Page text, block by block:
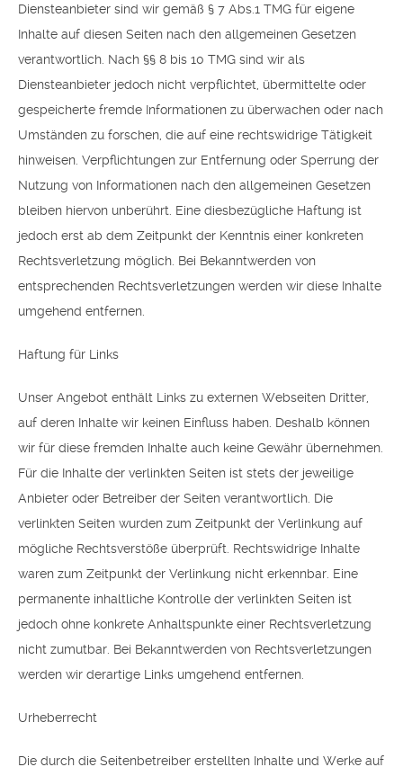
Diensteanbieter sind wir gemäß § 7 Abs.1 TMG für eigene
Inhalte auf diesen Seiten nach den allgemeinen Gesetzen
verantwortlich. Nach §§ 8 bis 10 TMG sind wir als
Diensteanbieter jedoch nicht verpflichtet, übermittelte oder
gespeicherte fremde Informationen zu überwachen oder nach
Umständen zu forschen, die auf eine rechtswidrige Tätigkeit
hinweisen. Verpflichtungen zur Entfernung oder Sperrung der
Nutzung von Informationen nach den allgemeinen Gesetzen
bleiben hiervon unberührt. Eine diesbezügliche Haftung ist
jedoch erst ab dem Zeitpunkt der Kenntnis einer konkreten
Rechtsverletzung möglich. Bei Bekanntwerden von
entsprechenden Rechtsverletzungen werden wir diese Inhalte
umgehend entfernen.
Haftung für Links
Unser Angebot enthält Links zu externen Webseiten Dritter,
auf deren Inhalte wir keinen Einfluss haben. Deshalb können
wir für diese fremden Inhalte auch keine Gewähr übernehmen.
Für die Inhalte der verlinkten Seiten ist stets der jeweilige
Anbieter oder Betreiber der Seiten verantwortlich. Die
verlinkten Seiten wurden zum Zeitpunkt der Verlinkung auf
mögliche Rechtsverstöße überprüft. Rechtswidrige Inhalte
waren zum Zeitpunkt der Verlinkung nicht erkennbar. Eine
permanente inhaltliche Kontrolle der verlinkten Seiten ist
jedoch ohne konkrete Anhaltspunkte einer Rechtsverletzung
nicht zumutbar. Bei Bekanntwerden von Rechtsverletzungen
werden wir derartige Links umgehend entfernen.
Urheberrecht
Die durch die Seitenbetreiber erstellten Inhalte und Werke auf